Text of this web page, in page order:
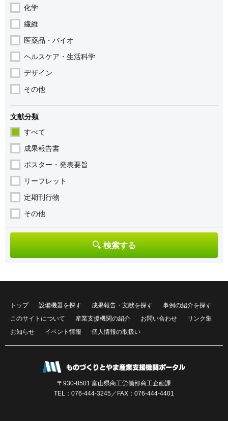
化学
繊維
医薬品・バイオ
ヘルスケア・生活科学
デザイン
その他
文献分類
すべて
成果報告書
ポスター・発表要旨
リーフレット
定期刊行物
その他
検索する
〒930-8501 富山県商工労働部商工企画課
TEL： 076-444-3245 ／FAX：076-444-4401
トップ 設備機器を探す 成果報告・文献を探す
事例の紹介を探す
このサイトについて
産業支援機関の紹介 お問い合わせ
リンク集
お知らせ
イベント情報 個人情報の取扱い